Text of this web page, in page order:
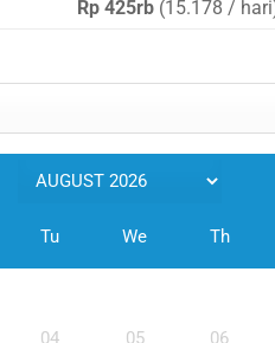
Rp 425rb(15.178 /
Tu We Th
04 05 06